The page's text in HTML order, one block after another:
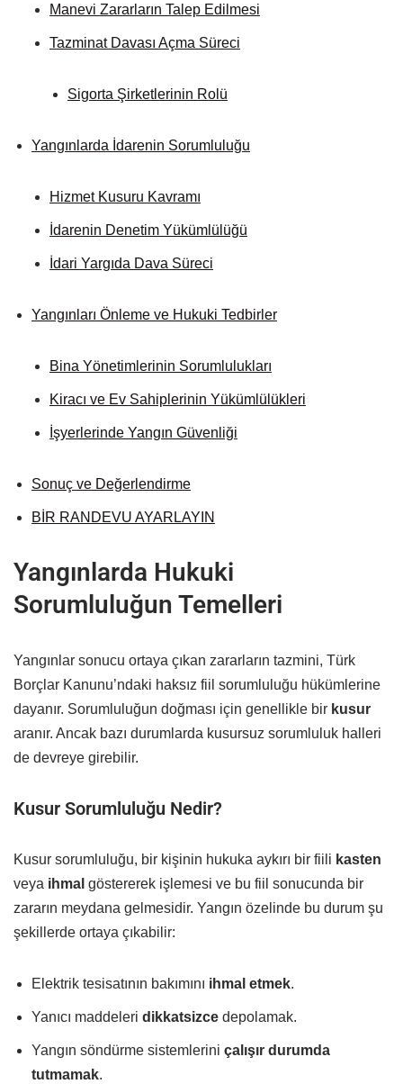
Manevi Zararların Talep Edilmesi
Tazminat Davası Açma Süreci
Sigorta Şirketlerinin Rolü
Yangınlarda İdarenin Sorumluluğu
Hizmet Kusuru Kavramı
İdarenin Denetim Yükümlülüğü
İdari Yargıda Dava Süreci
Yangınları Önleme ve Hukuki Tedbirler
Bina Yönetimlerinin Sorumlulukları
Kiracı ve Ev Sahiplerinin Yükümlülükleri
İşyerlerinde Yangın Güvenliği
Sonuç ve Değerlendirme
BİR RANDEVU AYARLAYIN
Yangınlarda Hukuki
Sorumluluğun Temelleri
Yangınlar sonucu ortaya çıkan zararların tazmini, Türk
Borçlar Kanunu’ndaki haksız fiil sorumluluğu hükümlerine
dayanır. Sorumluluğun doğması için genellikle bir kusur
aranır. Ancak bazı durumlarda kusursuz sorumluluk halleri
de devreye girebilir.
Kusur Sorumluluğu Nedir?
Kusur sorumluluğu, bir kişinin hukuka aykırı bir fiili kasten
veya ihmal göstererek işlemesi ve bu fiil sonucunda bir
zararın meydana gelmesidir. Yangın özelinde bu durum şu
şekillerde ortaya çıkabilir:
Elektrik tesisatının bakımını ihmal etmek.
Yanıcı maddeleri dikkatsizce depolamak.
Yangın söndürme sistemlerini çalışır durumda
tutmamak.